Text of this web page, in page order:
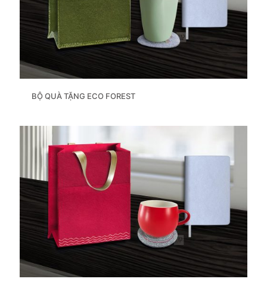
BỘ QUÀ TẶNG ECO FOREST